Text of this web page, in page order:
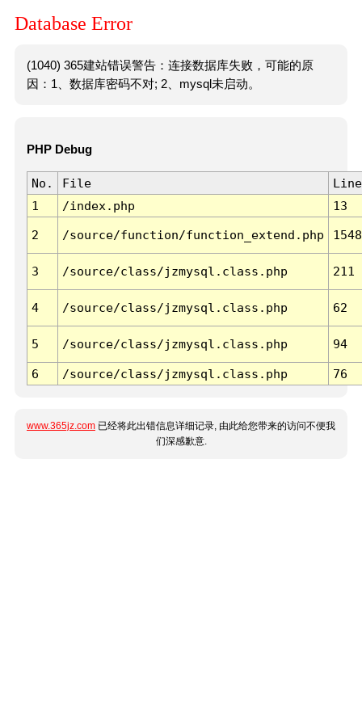
Database Error
(1040) 365建站错误警告：连接数据库失败，可能的原
因：1、数据库密码不对; 2、mysql未启动。
PHP Debug
No. File
Line
1
/index.php 13
2 /source/function/function_extend.php 1548
3 /source/class/jzmysql.class.php 211
4 /source/class/jzmysql.class.php 62
5 /source/class/jzmysql.class.php 94
6 /source/class/jzmysql.class.php 76
www.365jz.com 已经将此出错信息详细记录, 由此给您带来的访问不便我
们深感歉意.